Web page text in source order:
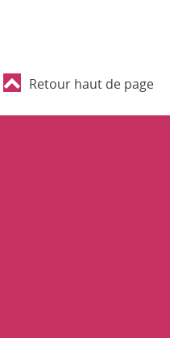
Retour haut de page